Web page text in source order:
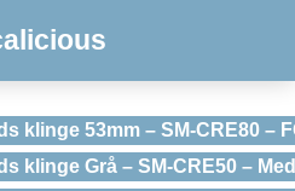
klinge 53mm – SM-CRE80 –
klinge Grå – SM-CRE50 –